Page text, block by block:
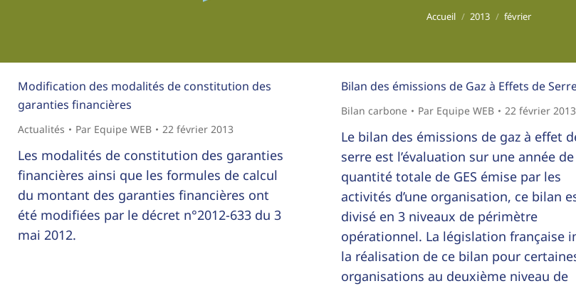
Vous êtes ici :
Accueil 2013 février
Modification des modalités de constitution des
garanties financières
Actualités Par Equipe WEB 22 février 2013
Les modalités de constitution des garanties
financières ainsi que les formules de calcul
du montant des garanties financières ont
été modifiées par le décret n°2012-633 du 3
mai 2012.
Bilan des émissions de Gaz à Effets de
Bilan carbone Par Equipe WEB 22 février 2013
Le bilan des émissions de gaz à effet
serre est l’évaluation sur une année
quantité totale de GES émise par les
activités d’une organisation, ce bilan
divisé en 3 niveaux de périmètre
opérationnel. La législation française
la réalisation de ce bilan pour
organisations au deuxième niveau de